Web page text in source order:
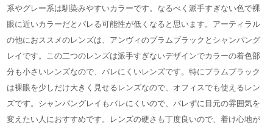
系やグレー系は馴染みやすいカラーです。なるべく派手すぎない色で裸
眼に近いカラーだとバレる可能性が低くなると思います。アーティラル
の他におススメのレンズは、アンヴィのプラムブラックとシャンパング
レイです。この二つのレンズは派手すぎないデザインでカラーの着色部
分も小さいレンズなので、バレにくいレンズです。特にプラムブラック
は裸眼を少しだけ大きく見せるレンズなので、オフィスでも使えるレン
ズです。シャンパングレイもバレにくいので、バレずに目元の雰囲気を
変えたい人におすすめです。レンズの硬さも丁度良いので、着け心地が